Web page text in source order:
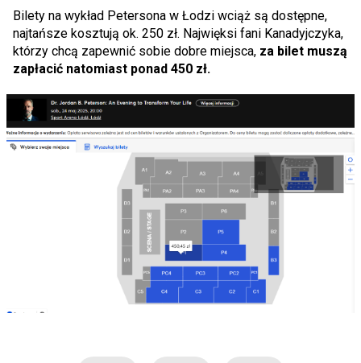
Bilety na wykład Petersona w Łodzi wciąż są dostępne,
najtańsze kosztują ok. 250 zł. Najwięksi fani Kanadyjczyka,
którzy chcą zapewnić sobie dobre miejsca, za bilet muszą
zapłacić natomiast ponad 450 zł.